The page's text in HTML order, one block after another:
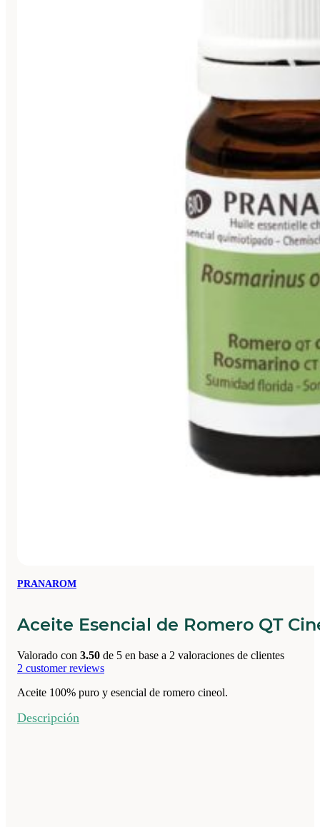
PRANAROM
Aceite Esencial de Romero QT
Valorado con 3.50 de 5 en base a 2 valoraciones de clientes
2 customer reviews
Aceite 100% puro y esencial de romero cineol.
Descripción